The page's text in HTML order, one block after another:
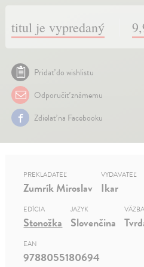
titul je vypredaný
Pridať do wishlistu
Odporučiť známemu
Zdielať na Facebooku
PREKLADATEĽ
Zumrík Miroslav
VYDAVATEĽ
Ikar
EDÍCIA
Stonožka
JAZYK
Slovenčina
VÄZBA
EAN
9788055180694